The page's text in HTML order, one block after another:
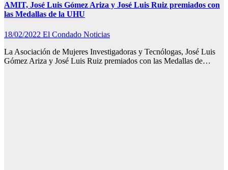
AMIT, José Luis Gómez Ariza y José Luis Ruiz premiados con
las Medallas de la UHU
18/02/2022 El Condado Noticias
La Asociación de Mujeres Investigadoras y Tecnólogas, José Luis
Gómez Ariza y José Luis Ruiz premiados con las Medallas de…